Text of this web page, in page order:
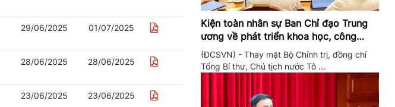
29/06/2025 01/07/2025
28/06/2025 28/06/2025
23/06/2025 23/06/2025
Kiện toàn nhân sự Ban Chỉ đạo Trung
ương về phát triển khoa học, công
nghệ, đổi mới sáng tạo và chuyển đổi
số
(ĐCSVN) - Thay mặt Bộ Chính trị, đồng chí
Tổng Bí thư, Chủ tịch nước Tô ...